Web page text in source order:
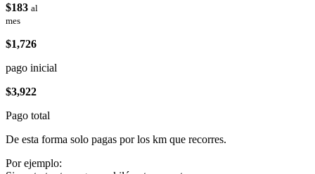
$183 al
mes
$1,726
pago inicial
$3,922
Pago total
De esta forma solo pagas por los km que recorres.
Por ejemplo: